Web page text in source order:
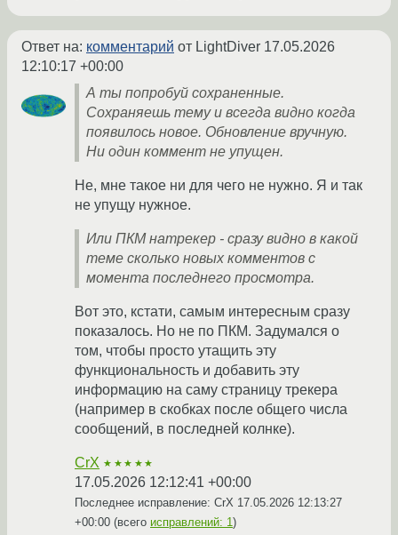
Ответ на: комментарий от LightDiver 17.05.2026
12:10:17 +00:00
А ты попробуй сохраненные.
Сохраняешь тему и всегда видно когда
появилось новое. Обновление вручную.
Ни один коммент не упущен.
Не, мне такое ни для чего не нужно. Я и так
не упущу нужное.
Или ПКМ натрекер - сразу видно в какой
теме сколько новых комментов с
момента последнего просмотра.
Вот это, кстати, самым интересным сразу
показалось. Но не по ПКМ. Задумался о
том, чтобы просто утащить эту
функциональность и добавить эту
информацию на саму страницу трекера
(например в скобках после общего числа
сообщений, в последней колнке).
CrX ★★★★★
17.05.2026 12:12:41 +00:00
Последнее исправление: CrX 17.05.2026 12:13:27
+00:00 (всего исправлений: 1 )